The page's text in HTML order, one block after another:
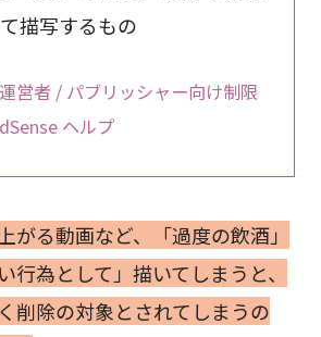
描写するもの
営者 / パブリッシャー向け制限
ヘルプ
がる動画など、「過度の飲酒」
行為として」描いてしまうと、
削除の対象とされてしまうの